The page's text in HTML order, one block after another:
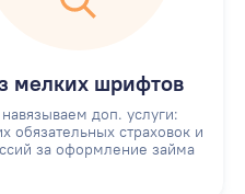
мелких шрифтов
доп. услуги:
обязательных страховок и
за оформление займа